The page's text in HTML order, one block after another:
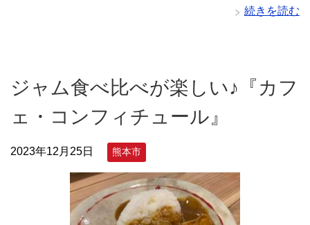
続きを読む
ジャム食べ比べが楽しい♪『カフ
ェ・コンフィチュール』
2023年12月25日 熊本市